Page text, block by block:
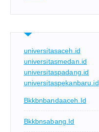
universitasaceh.id
universitasmedan.id
universitaspadang.id
universitaspekanbaru.id
Bkkbnbandaaceh.id
Bkkbnsabang.id